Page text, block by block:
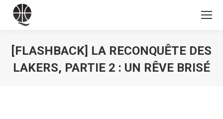
[FLASHBACK] LA RECONQUÊTE DES
LAKERS, PARTIE 2 : UN RÊVE BRISÉ